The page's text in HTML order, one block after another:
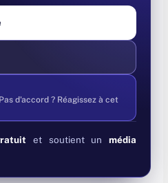
d'accord ? Réagissez à cet
et soutient unmédia